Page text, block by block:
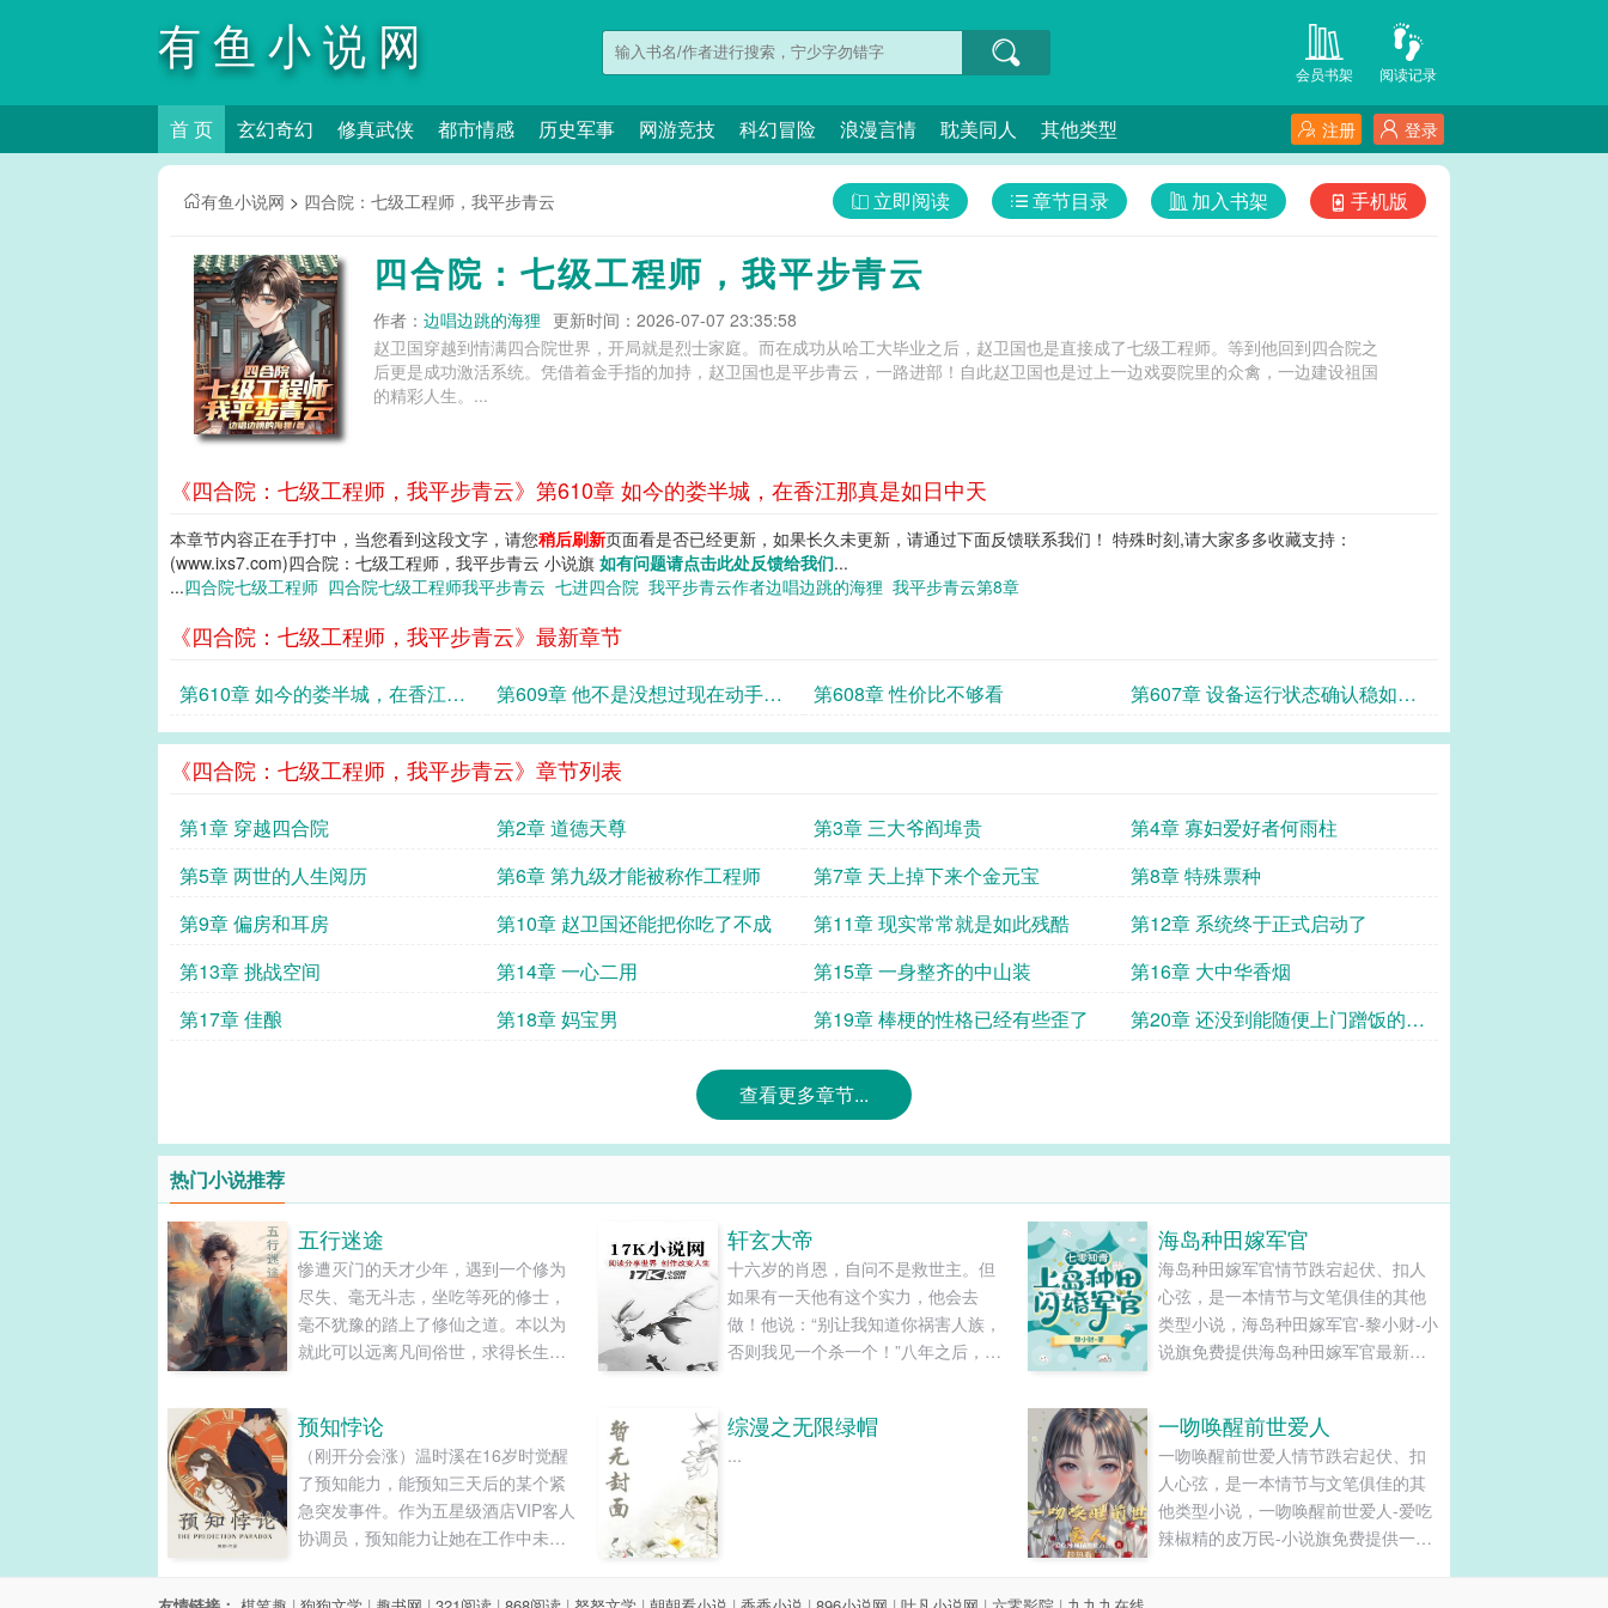
有鱼小说网 阅读记录
会员书架
首 页 玄幻奇幻 修真武侠 都市情感 历史军事 网游竞技 科幻冒险 浪漫言情 耽美同人 其他类型 登录
注册
有鱼小说网 > 四合院：七级工程师，我平步青云 手机版
加入书架
章节目录
立即阅读
四合院：七级工程师，我平步青云
作者： 边唱边跳的海狸 更新时间：2026-07-07 23:35:58
赵卫国穿越到情满四合院世界，开局就是烈士家庭。而在成功从哈工大毕业之后，赵卫国也是直接成了七级工程师。等到他回到四合院之
后更是成功激活系统。凭借着金手指的加持，赵卫国也是平步青云，一路进部！自此赵卫国也是过上一边戏耍院里的众禽，一边建设祖国
的精彩人生。...
《四合院：七级工程师，我平步青云》第610章 如今的娄半城，在香江那真是如日中天
本章节内容正在手打中，当您看到这段文字，请您稍后刷新页面看是否已经更新，如果长久未更新，请通过下面反馈联系我们！ 特殊时刻,请大家多多收藏支持：
(www.ixs7.com)四合院：七级工程师，我平步青云 小说旗 如有问题请点击此处反馈给我们...
...四合院七级工程师 四合院七级工程师我平步青云 七进四合院 我平步青云作者边唱边跳的海狸 我平步青云第8章
《四合院：七级工程师，我平步青云》最新章节
第610章 如今的娄半城，在香江那
真是如日中天
第609章 他不是没想过现在动手，
但那样做没意义
第608章 性价比不够看
第607章 设备运行状态确认稳如老
狗
《四合院：七级工程师，我平步青云》章节列表
第1章 穿越四合院 第2章 道德天尊 第3章 三大爷阎埠贵
第4章 寡妇爱好者何雨柱
第5章 两世的人生阅历
第6章 第九级才能被称作工程师 第7章 天上掉下来个金元宝
第8章 特殊票种
第9章 偏房和耳房
第10章 赵卫国还能把你吃了不成 第11章 现实常常就是如此残酷
第12章 系统终于正式启动了
第13章 挑战空间
第14章 一心二用 第15章 一身整齐的中山装
第16章 大中华香烟
第17章 佳酿
第18章 妈宝男 第19章 棒梗的性格已经有些歪了
第20章 还没到能随便上门蹭饭的程
查看更多章节...
热门小说推荐
五行迷途
惨遭灭门的天才少年，遇到一个修为
尽失、毫无斗志，坐吃等死的修士，
毫不犹豫的踏上了修仙之道。本以为
就此可以远离凡间俗世，求得长生之
终还是不得不拼死去求得一条活路......
轩玄大帝
十六岁的肖恩，自问不是救世主。但
如果有一天他有这个实力，他会去
做！他说：“别让我知道你祸害人族，
否则我见一个杀一个！”八年之后，他
海岛种田嫁军官
海岛种田嫁军官情节跌宕起伏、扣人
心弦，是一本情节与文笔俱佳的其他
类型小说，海岛种田嫁军官-黎小财-小
说旗免费提供海岛种田嫁军官最新清
预知悖论
（刚开分会涨）温时溪在16岁时觉醒
了预知能力，能预知三天后的某个紧
急突发事件。作为五星级酒店VIP客人
协调员，预知能力让她在工作中未雨
三番两次的“未卜先知”引起了集团总裁
综漫之无限绿帽
...
一吻唤醒前世爱人
一吻唤醒前世爱人情节跌宕起伏、扣
人心弦，是一本情节与文笔俱佳的其
他类型小说，一吻唤醒前世爱人-爱吃
辣椒精的皮万民-小说旗免费提供一吻